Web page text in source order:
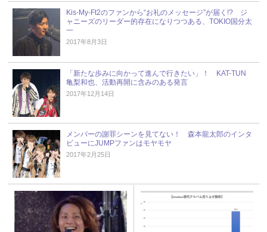
Kis-My-Ft2のファンから“お礼のメッセージ”が届く!? ジ
ャニーズのリーダー的存在になりつつある、TOKIO国分太
一
2017年8月3日
「新たな歩みに向かって進んで行きたい」！ KAT-TUN
亀梨和也、活動再開に含みのある発言
2017年12月14日
メンバーの謝罪シーンを見てない！ 森本龍太郎のインタ
ビューにJUMPファンはモヤモヤ
2017年2月25日